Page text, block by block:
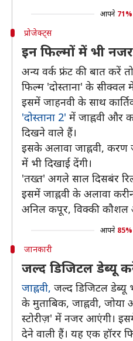
आपने 71%
प्रोजेक्ट्स
इन फिल्मों में भी
अन्य वर्क फ्रंट की बात करें
फिल्म 'दोस्ताना' के सीक्वल
इसमें जाहनवी के साथ
'दोस्ताना 2' में जाह्नवी और
दिखने वाले हैं।
इसके अलावा जाह्नवी, करण
में भी दिखाई देंगी।
'तख्त' अगले साल दिसबंर
इसमें जाह्नवी के अलावा
अनिल कपूर, विक्की कौशल
आपने 85%
जानकारी
जल्द डिजिटल डेब्यू
जाह्नवी, जल्द डिजिटल डेब्यू
के मुताबिक, जाह्नवी, जोया
स्टोरीज़' में नजर आएंगी।
देने वाली हैं। यह एक हॉरर